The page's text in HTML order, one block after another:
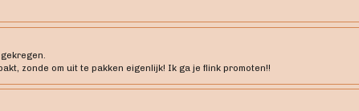
zonde om uit te pakken eigenlijk! Ik ga je flink promoten!!